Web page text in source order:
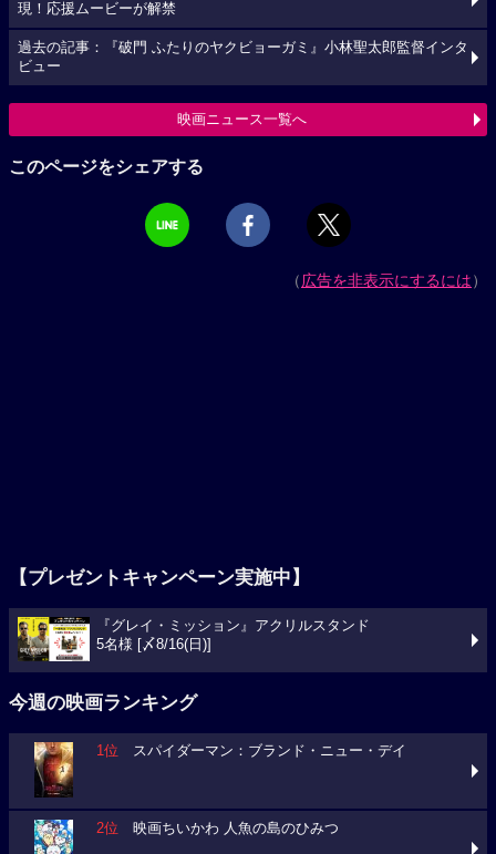
現！応援ムービーが解禁
過去の記事：『破門 ふたりのヤクビョーガミ』小林聖太郎監督インタ
ビュー
映画ニュース一覧へ
このページをシェアする
（広告を非表示にするには）
【プレゼントキャンペーン実施中】
『グレイ・ミッション』アクリルスタンド
5名様 [〆8/16(日)]
今週の映画ランキング
1位 スパイダーマン：ブランド・ニュー・デイ
2位 映画ちいかわ 人魚の島のひみつ